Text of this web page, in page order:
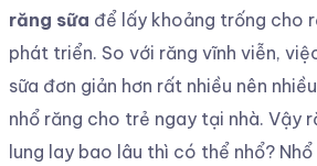
răng sữa để lấy khoảng trống cho
phát triển. So với răng vĩnh viễn,
sữa đơn giản hơn rất nhiều nên
nhổ răng cho trẻ ngay tại nhà. Vậy
lung lay bao lâu thì có thể nhổ?